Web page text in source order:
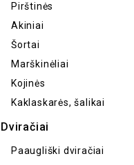
Pirštinės
Akiniai
Šortai
Marškinėliai
Kojinės
Kaklaskarės, šalikai
Dviračiai
Paaugliški dviračiai